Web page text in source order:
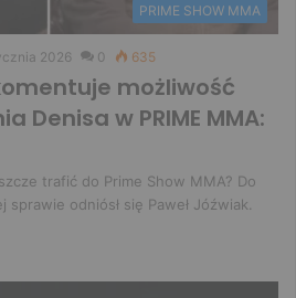
PRIME SHOW MMA
2026 0 635
możliwość
Denisa w PRIME MMA:
trafić do Prime Show MMA? Do
odniósł się Paweł Jóźwiak.